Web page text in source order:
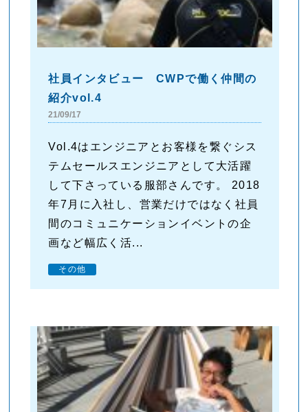
社員インタビュー CWPで働く仲間の
紹介vol.4
21/09/17
Vol.4はエンジニアとお客様を繋ぐシス
テムセールスエンジニアとして大活躍
して下さっている服部さんです。 2018
年7月に入社し、営業だけではなく社員
間のコミュニケーションイベントの企
画など幅広く活...
その他